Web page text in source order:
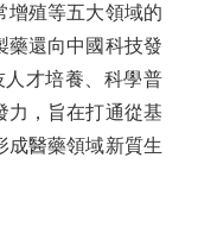
增殖等五大領域的
藥還向中國科技發
才培養、科學普
力，旨在打通從基
成醫藥領域新質生